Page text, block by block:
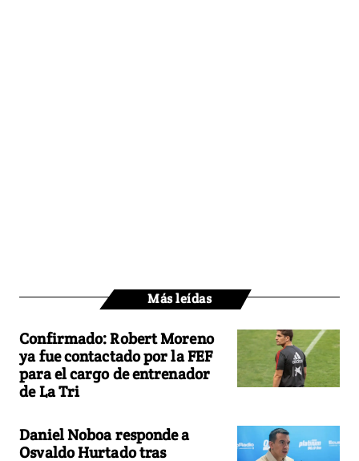
Más leídas
Confirmado: Robert Moreno
ya fue contactado por la FEF
para el cargo de entrenador
de La Tri
Daniel Noboa responde a
Osvaldo Hurtado tras